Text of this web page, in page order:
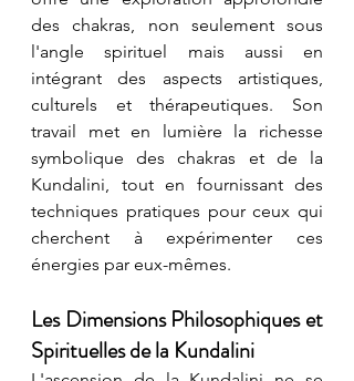
des chakras, non seulement sous
l'angle spirituel mais aussi en
intégrant des aspects artistiques,
culturels et thérapeutiques. Son
travail met en lumière la richesse
symbolique des chakras et de la
Kundalini, tout en fournissant des
techniques pratiques pour ceux qui
cherchent à expérimenter ces
énergies par eux-mêmes.
Les Dimensions Philosophiques et
Spirituelles de la Kundalini